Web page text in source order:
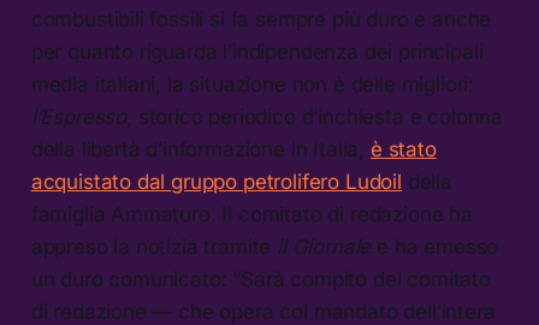
combustibili fossili si fa sempre più duro e anche
per quanto riguarda l’indipendenza dei principali
media italiani, la situazione non è delle migliori:
l’Espresso, storico periodico d’inchiesta e colonna
della libertà d’informazione in Italia, è stato
acquistato dal gruppo petrolifero Ludoil della
famiglia Ammaturo. Il comitato di redazione ha
appreso la notizia tramite il Giornale e ha emesso
un duro comunicato: “Sarà compito del comitato
di redazione — che opera col mandato dell’intera